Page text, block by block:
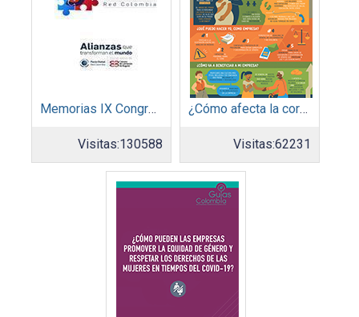
Memorias IX Congreso Pacto Global 2019
Visitas:130588
¿Cómo afecta la corrupción de forma diferenciada por género?
Visitas:62231